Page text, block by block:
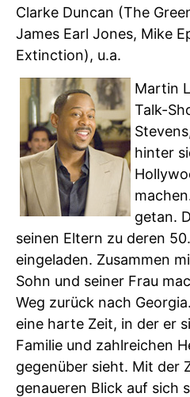
Clarke Duncan (The
James Earl Jones, Mike
Extinction), u.a.
Martin
Talk-
hinter
getan.
seinen Eltern zu deren
eingeladen. Zusammen
Sohn und seiner Frau
Weg zurück nach
eine harte Zeit, in der er
Familie und zahlreichen
gegenüber sieht. Mit der
genaueren Blick auf sich